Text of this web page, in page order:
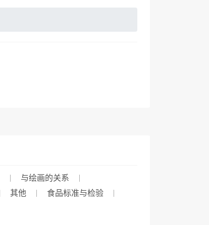
与绘画的关系
其他
食品标准与检验